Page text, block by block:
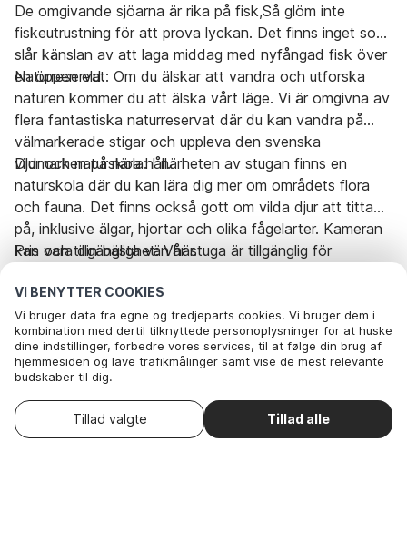
VI BENYTTER COOKIES
Vi bruger data fra egne og tredjeparts cookies. Vi bruger dem i
kombination med dertil tilknyttede personoplysninger for at huske
dine indstillinger, forbedre vores services, til at følge din brug af
hjemmesiden og lave trafikmålinger samt vise de mest relevante
budskaber til dig.
hvilke af vores valgfrie cookies du vil acceptere.
Læs mere om vores cookie- og privatlivspolitik. Du kan
trække dit samtykke tilbageHer.
Tillad alle
Tillad valgte
De omgivande sjöarna är rika på fisk,Så glöm inte
fiskeutrustning för att prova lyckan. Det finns inget som
slår känslan av att laga middag med nyfångad fisk över
en öppen eld.
Naturreservat: Om du älskar att vandra och utforska
naturen kommer du att älska vårt läge. Vi är omgivna av
flera fantastiska naturreservat där du kan vandra på
välmarkerade stigar och uppleva den svenska
vildmarken på nära håll.
Djur och naturskola: I närheten av stugan finns en
naturskola där du kan lära dig mer om områdets flora
och fauna. Det finns också gott om vilda djur att titta
på, inklusive älgar, hjortar och olika fågelarter. Kameran
kan vara din bästa vän här.
Pris och tillgänglighet: Vår stuga är tillgänglig för
skiftande skönhet under alla årstider. Priser och
tillgänglighet kan variera, så kontakta oss för att boka
din drömsemester hos oss.
Så om du längtar efter en paus från vardagen och vill
uppleva det bästa av natur och kultur, välkomnar vi dig
att boka denna fina stuga.
Rejseperiode og gæster
valgte datoer. Prøv andre datoer.
Skift